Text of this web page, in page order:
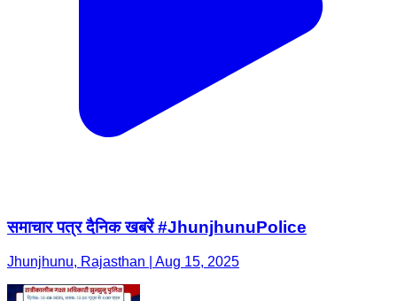
समाचार पत्र दैनिक खबरें #JhunjhunuPolice
Jhunjhunu, Rajasthan | Aug 15, 2025